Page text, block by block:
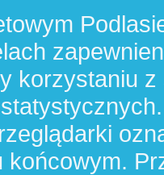
korzystaniu
końcowym.